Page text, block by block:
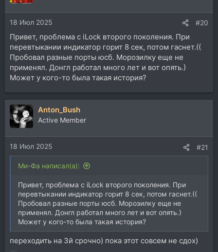
18 Июл 2025 #20
Привет, проблема с iLock второго поколения. При
перевтыкании индикатор горит 8 сек, потом гаснет.((
Пробовал разные порты юсб. Морозилку еще не
применял. Донгл работал много лет и вот опять.)
Может у кого-то была такая история?
Anton_Bush
Active Member
18 Июл 2025 #21
Ми-Фа написал(а):
Привет, проблема с iLock второго поколения. При
перевтыкании индикатор горит 8 сек, потом гаснет.((
Пробовал разные порты юсб. Морозилку еще не
применял. Донгл работал много лет и вот опять.)
Может у кого-то была такая история?
переходить на 3й срочно) пока этот совсем не сдох)